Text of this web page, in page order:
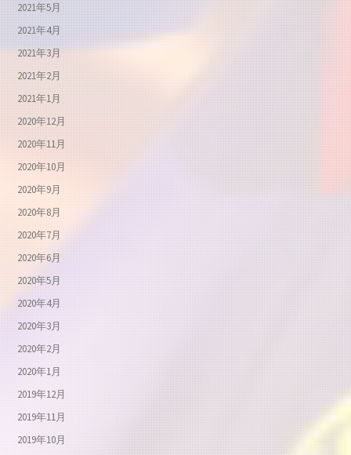
2021年5月
2021年4月
2021年3月
2021年2月
2021年1月
2020年12月
2020年11月
2020年10月
2020年9月
2020年8月
2020年7月
2020年6月
2020年5月
2020年4月
2020年3月
2020年2月
2020年1月
2019年12月
2019年11月
2019年10月